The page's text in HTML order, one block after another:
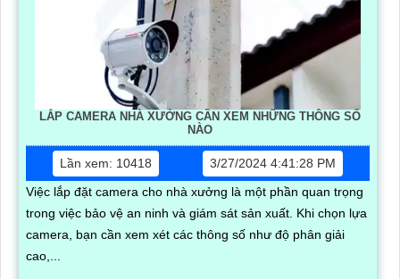
LẮP CAMERA NHÀ XƯỞNG CẦN XEM NHỮNG THÔNG SỐ
NÀO
Lần xem: 10418
3/27/2024 4:41:28 PM
Việc lắp đặt camera cho nhà xưởng là một phần quan trọng
trong việc bảo vệ an ninh và giám sát sản xuất. Khi chọn lựa
camera, bạn cần xem xét các thông số như độ phân giải
cao,...